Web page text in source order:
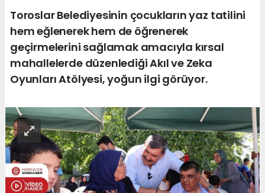
Toroslar Belediyesinin çocukların yaz tatilini
hem eğlenerek hem de öğrenerek
geçirmelerini sağlamak amacıyla kırsal
mahallelerde düzenlediği Akıl ve Zeka
Oyunları Atölyesi, yoğun ilgi görüyor.